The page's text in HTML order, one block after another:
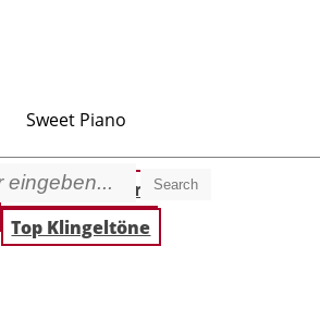
Search
Sweet Piano
Neue Klingeltöne
Top Klingeltöne